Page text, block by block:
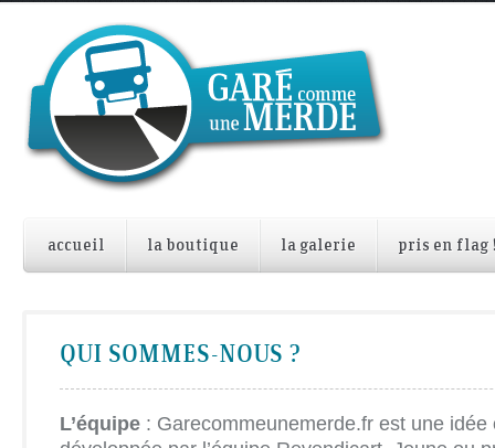
accueil la boutique la galerie pris en flag
QUI SOMMES-NOUS ?
L’équipe : Garecommeunemerde.fr est une idée